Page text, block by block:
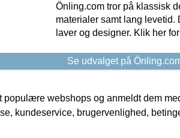
Önling.com tror på klassisk
materialer samt lang
laver og designer. Klik her
Se udvalget på
populære webshops og anmeldt dem
kundeservice, brugervenlighed,